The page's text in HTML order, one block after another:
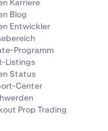
Blog
Entwickler
Programm
Listings
Status
Center
Prop Trading